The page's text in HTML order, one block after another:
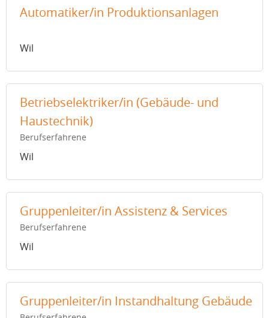
Automatiker/in Produktionsanlagen
Wil
Betriebselektriker/in (Gebäude- und
Haustechnik)
Berufserfahrene
Wil
Gruppenleiter/in Assistenz & Services
Berufserfahrene
Wil
Gruppenleiter/in Instandhaltung Gebäude